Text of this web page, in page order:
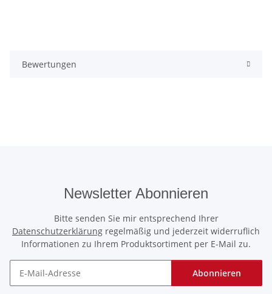
Bewertungen
Newsletter Abonnieren
Bitte senden Sie mir entsprechend Ihrer
Datenschutzerklärung regelmäßig und jederzeit widerruflich
Informationen zu Ihrem Produktsortiment per E-Mail zu.
Abonnieren